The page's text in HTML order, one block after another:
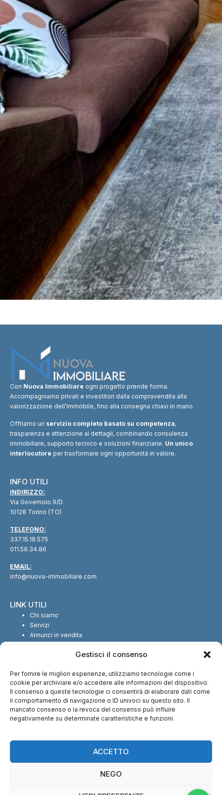
Gestisci il consenso
Per fornire le migliori esperienze, utilizziamo tecnologie come i
cookie per archiviare e/o accedere alle informazioni del dispositivo.
Il consenso a queste tecnologie ci consentirà di elaborare dati come
il comportamento di navigazione o ID univoci su questo sito. Il
mancato consenso o la revoca del consenso può influire
negativamente su determinate caratteristiche e funzioni.
ACCETTO
NEGO
Con Nuova Immobiliare ogni progetto prende forma.
Accompagniamo privati e investitori dalla compravendita alla
valorizzazione dell’immobile, fino alla consegna chiavi in mano.
Offriamo un servizio completo basato su competenza,
trasparenza e attenzione ai dettagli, combinando consulenza
immobiliare, supporto tecnico e soluzioni finanziarie. Un unico
interlocutore per trasformare ogni opportunità in valore.
INFO UTILI
INDIRIZZO:
Via Governolo 9/D
10128 Torino (TO)
TELEFONO:
337.15.18.575
011.59.34.86
EMAIL:
info@nuova-immobiliare.com
LINK UTILI
Chi siamo
Servizi
Annunci in vendita
SEGUICI SUI SOCIAL
CI TROVI ANCHE SU: